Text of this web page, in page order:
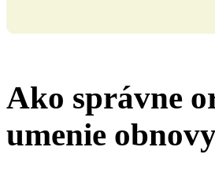
Ako správne
umenie